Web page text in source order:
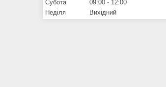
Субота
09:00
12:00
Неділя
Вихідний